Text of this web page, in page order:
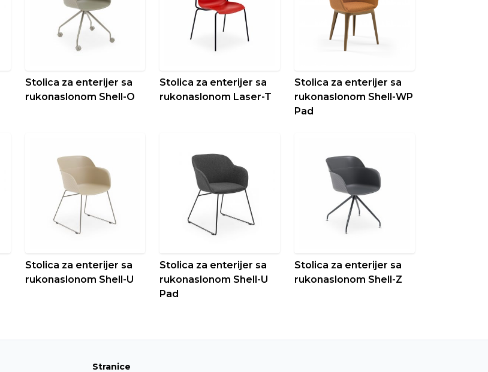
Stolica za enterijer sa
rukonaslonom Shell-O
Stolica za enterijer sa
rukonaslonom Laser-T
Stolica za enterijer sa
rukonaslonom Shell-WP
Pad
Stolica za enterijer sa
rukonaslonom Shell-U
Stolica za enterijer sa
rukonaslonom Shell-U
Pad
Stolica za enterijer sa
rukonaslonom Shell-Z
Stranice